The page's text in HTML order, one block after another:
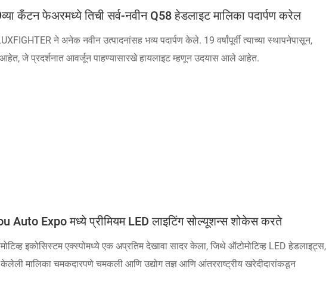
कँटन फेअरमध्ये तिची सर्व-नवीन Q58 हेडलाइट मालिका पदार्पण करेल
ने अनेक नवीन उत्पादनांसह भव्य पदार्पण केले. 19 वर्षांपूर्वी त्याच्या स्थापनेपासून,
आहेत, जे प्रदर्शनात आवर्जून पाहण्यासारखे हायलाइट म्हणून उदयास आले आहेत.
Expo मध्ये प्रीमियम LED लाइटिंग सोल्यूशन्स शोकेस करते
इकोसिस्टम एक्स्पोमध्ये एक अप्रतिम देखावा सादर केला, जिथे ऑटोमोटिव्ह LED हेडलाइट्स,
मालिका चमकदारपणे चमकली आणि उद्योग तज्ञ आणि आंतरराष्ट्रीय खरेदीदारांकडून